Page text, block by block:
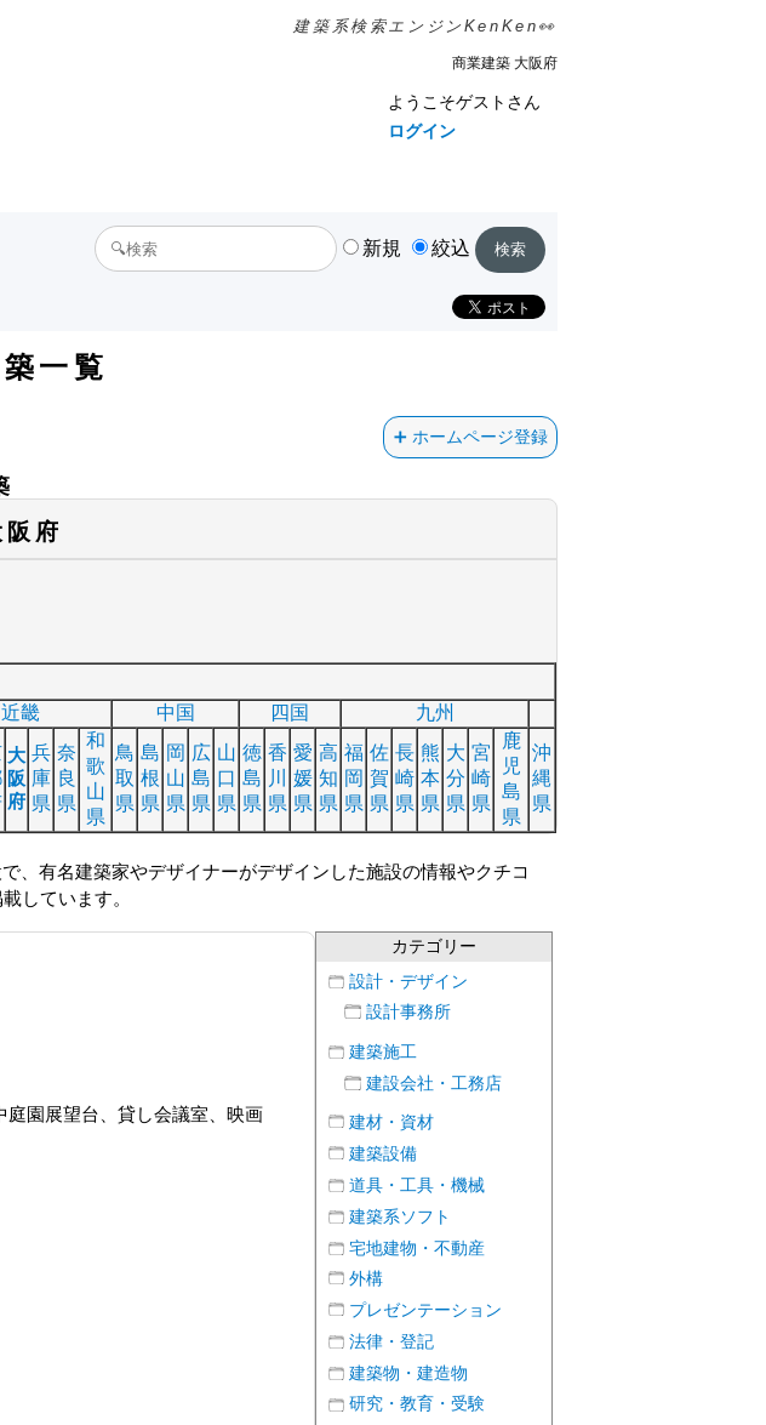
建築系検索エンジンKenKen👀
商業建築 大阪府
ようこそゲストさん
ログイン
新規 絞込
一覧
ホームページ登録
府
近畿 中国 四国
九州
大
阪
府
兵
庫
県
奈
良
県
和
歌
山
県
鳥
取
県
島
根
県
岡
山
県
広
島
県
山
口
県
徳
島
県
香
川
県
愛
媛
県
高
知
県
福
岡
県
佐
賀
県
長
崎
県
熊
本
県
大
分
県
宮
崎
県
鹿
児
島
県
沖
縄
県
、有名建築家やデザイナーがデザインした施設の情報やクチコ
しています。
園展望台、貸し会議室、映画
カテゴリー
設計・デザイン
設計事務所
建築施工
建設会社・工務店
建材・資材
建築設備
道具・工具・機械
建築系ソフト
宅地建物・不動産
外構
プレゼンテーション
法律・登記
建築物・建造物
研究・教育・受験